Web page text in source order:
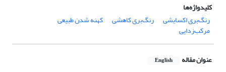
کلیدواژه‌ها
رنگ‌بری اکسایشی
رنگ‌بری کاهشی کهنه ‌شدن طبیعی
مرکب‌زدایی
عنوان مقاله English